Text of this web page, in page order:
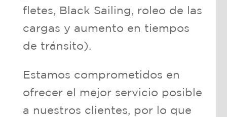
fletes, Black Sailing, roleo de las
cargas y aumento en tiempos
de tránsito).
Estamos comprometidos en
ofrecer el mejor servicio posible
a nuestros clientes, por lo que